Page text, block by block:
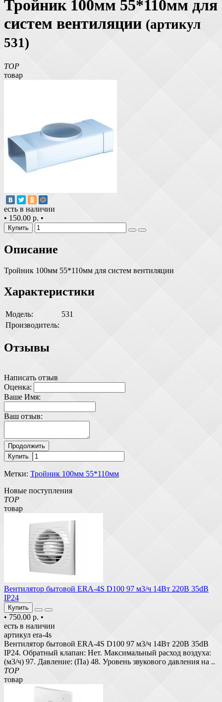
Тройник 100мм 55*110мм для
систем вентиляции (артикул
531)
TOP
товар
есть в наличии
• 150.00 р. •
Купить
Описание
Тройник 100мм 55*110мм для систем вентиляции
Характеристики
Модель:
531
Производитель:
Отзывы
Написать отзыв
Оценка:
Ваше Имя:
Ваш отзыв:
Продолжить
Купить
Метки: Тройник 100мм 55*110мм
Новые поступления
TOP
товар
Вентилятор бытовой ERA-4S D100 97 м3/ч 14Вт 220В 35dB
IP24
Купить
• 750.00 р. •
есть в наличии
артикул era-4s
Вентилятор бытовой ERA-4S D100 97 м3/ч 14Вт 220В 35dB
IP24. Обратный клапан: Нет. Максимальный расход воздуха:
(м3/ч) 97. Давление: (Па) 48. Уровень звукового давления на ..
TOP
товар